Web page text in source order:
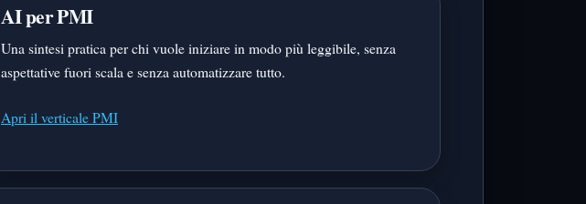
AI per PMI
Una sintesi pratica per chi vuole iniziare in modo più leggibile, senza
aspettative fuori scala e senza automatizzare tutto.
Apri il verticale PMI